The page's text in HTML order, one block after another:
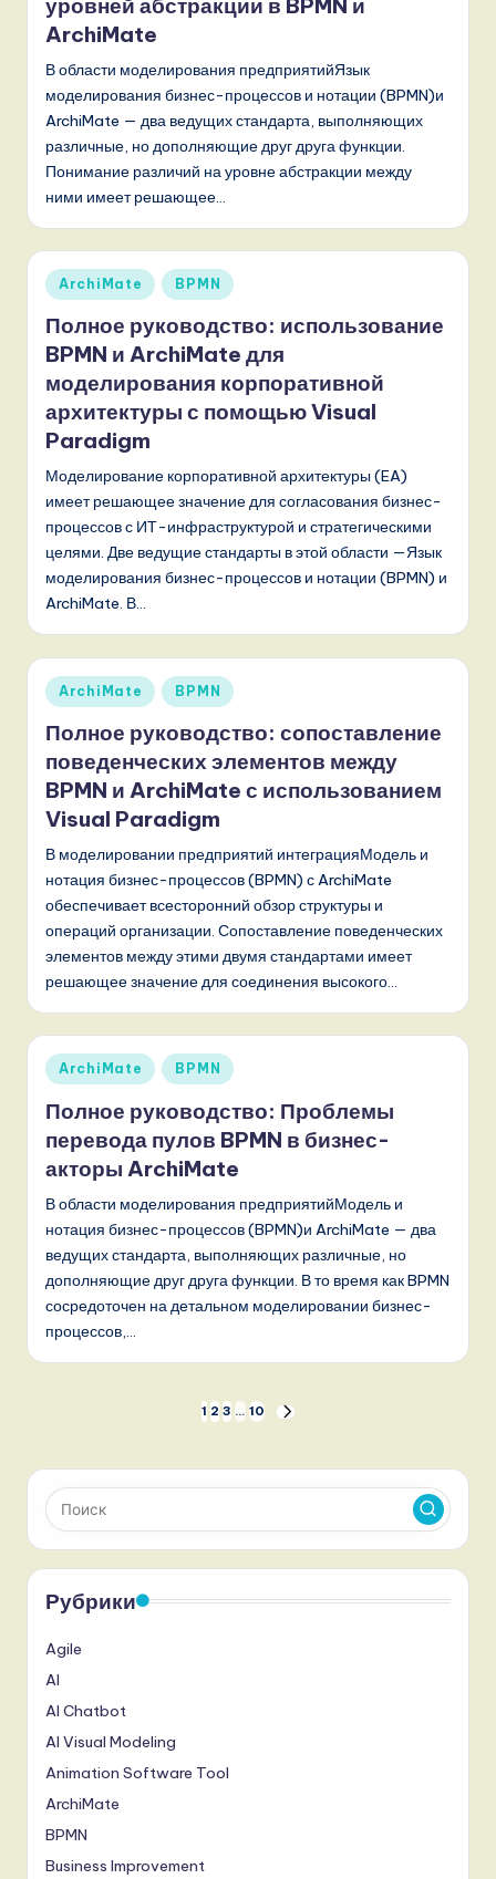
уровней абстракции в BPMN и
ArchiMate
В области моделирования предприятийЯзык
моделирования бизнес-процессов и нотации (BPMN)и
ArchiMate — два ведущих стандарта, выполняющих
различные, но дополняющие друг друга функции.
Понимание различий на уровне абстракции между
ними имеет решающее…
Опубликовано
ArchiMate BPMN
Полное руководство: использование
BPMN и ArchiMate для
моделирования корпоративной
архитектуры с помощью Visual
Paradigm
Моделирование корпоративной архитектуры (EA)
имеет решающее значение для согласования бизнес-
процессов с ИТ-инфраструктурой и стратегическими
целями. Две ведущие стандарты в этой области —Язык
моделирования бизнес-процессов и нотации (BPMN) и
ArchiMate. В…
Опубликовано
ArchiMate BPMN
Полное руководство: сопоставление
поведенческих элементов между
BPMN и ArchiMate с использованием
Visual Paradigm
В моделировании предприятий интеграцияМодель и
нотация бизнес-процессов (BPMN) с ArchiMate
обеспечивает всесторонний обзор структуры и
операций организации. Сопоставление поведенческих
элементов между этими двумя стандартами имеет
решающее значение для соединения высокого…
Опубликовано
ArchiMate BPMN
Полное руководство: Проблемы
перевода пулов BPMN в бизнес-
акторы ArchiMate
В области моделирования предприятийМодель и
нотация бизнес-процессов (BPMN)и ArchiMate — два
ведущих стандарта, выполняющих различные, но
дополняющие друг друга функции. В то время как BPMN
сосредоточен на детальном моделировании бизнес-
процессов,…
записей
1 2 3 … 10
СЛЕД.
Рубрики
Agile
AI
AI Chatbot
AI Visual Modeling
Animation Software Tool
ArchiMate
BPMN
Business Improvement